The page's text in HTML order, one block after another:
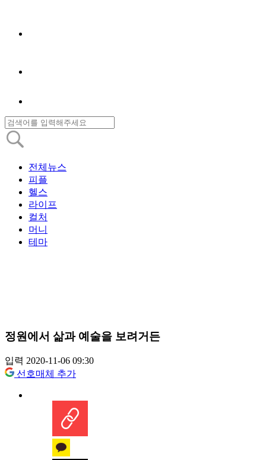
전체뉴스
피플
헬스
라이프
컬처
머니
테마
정원에서 삶과 예술을 보려거든
입력 2020-11-06 09:30
선호매체 추가